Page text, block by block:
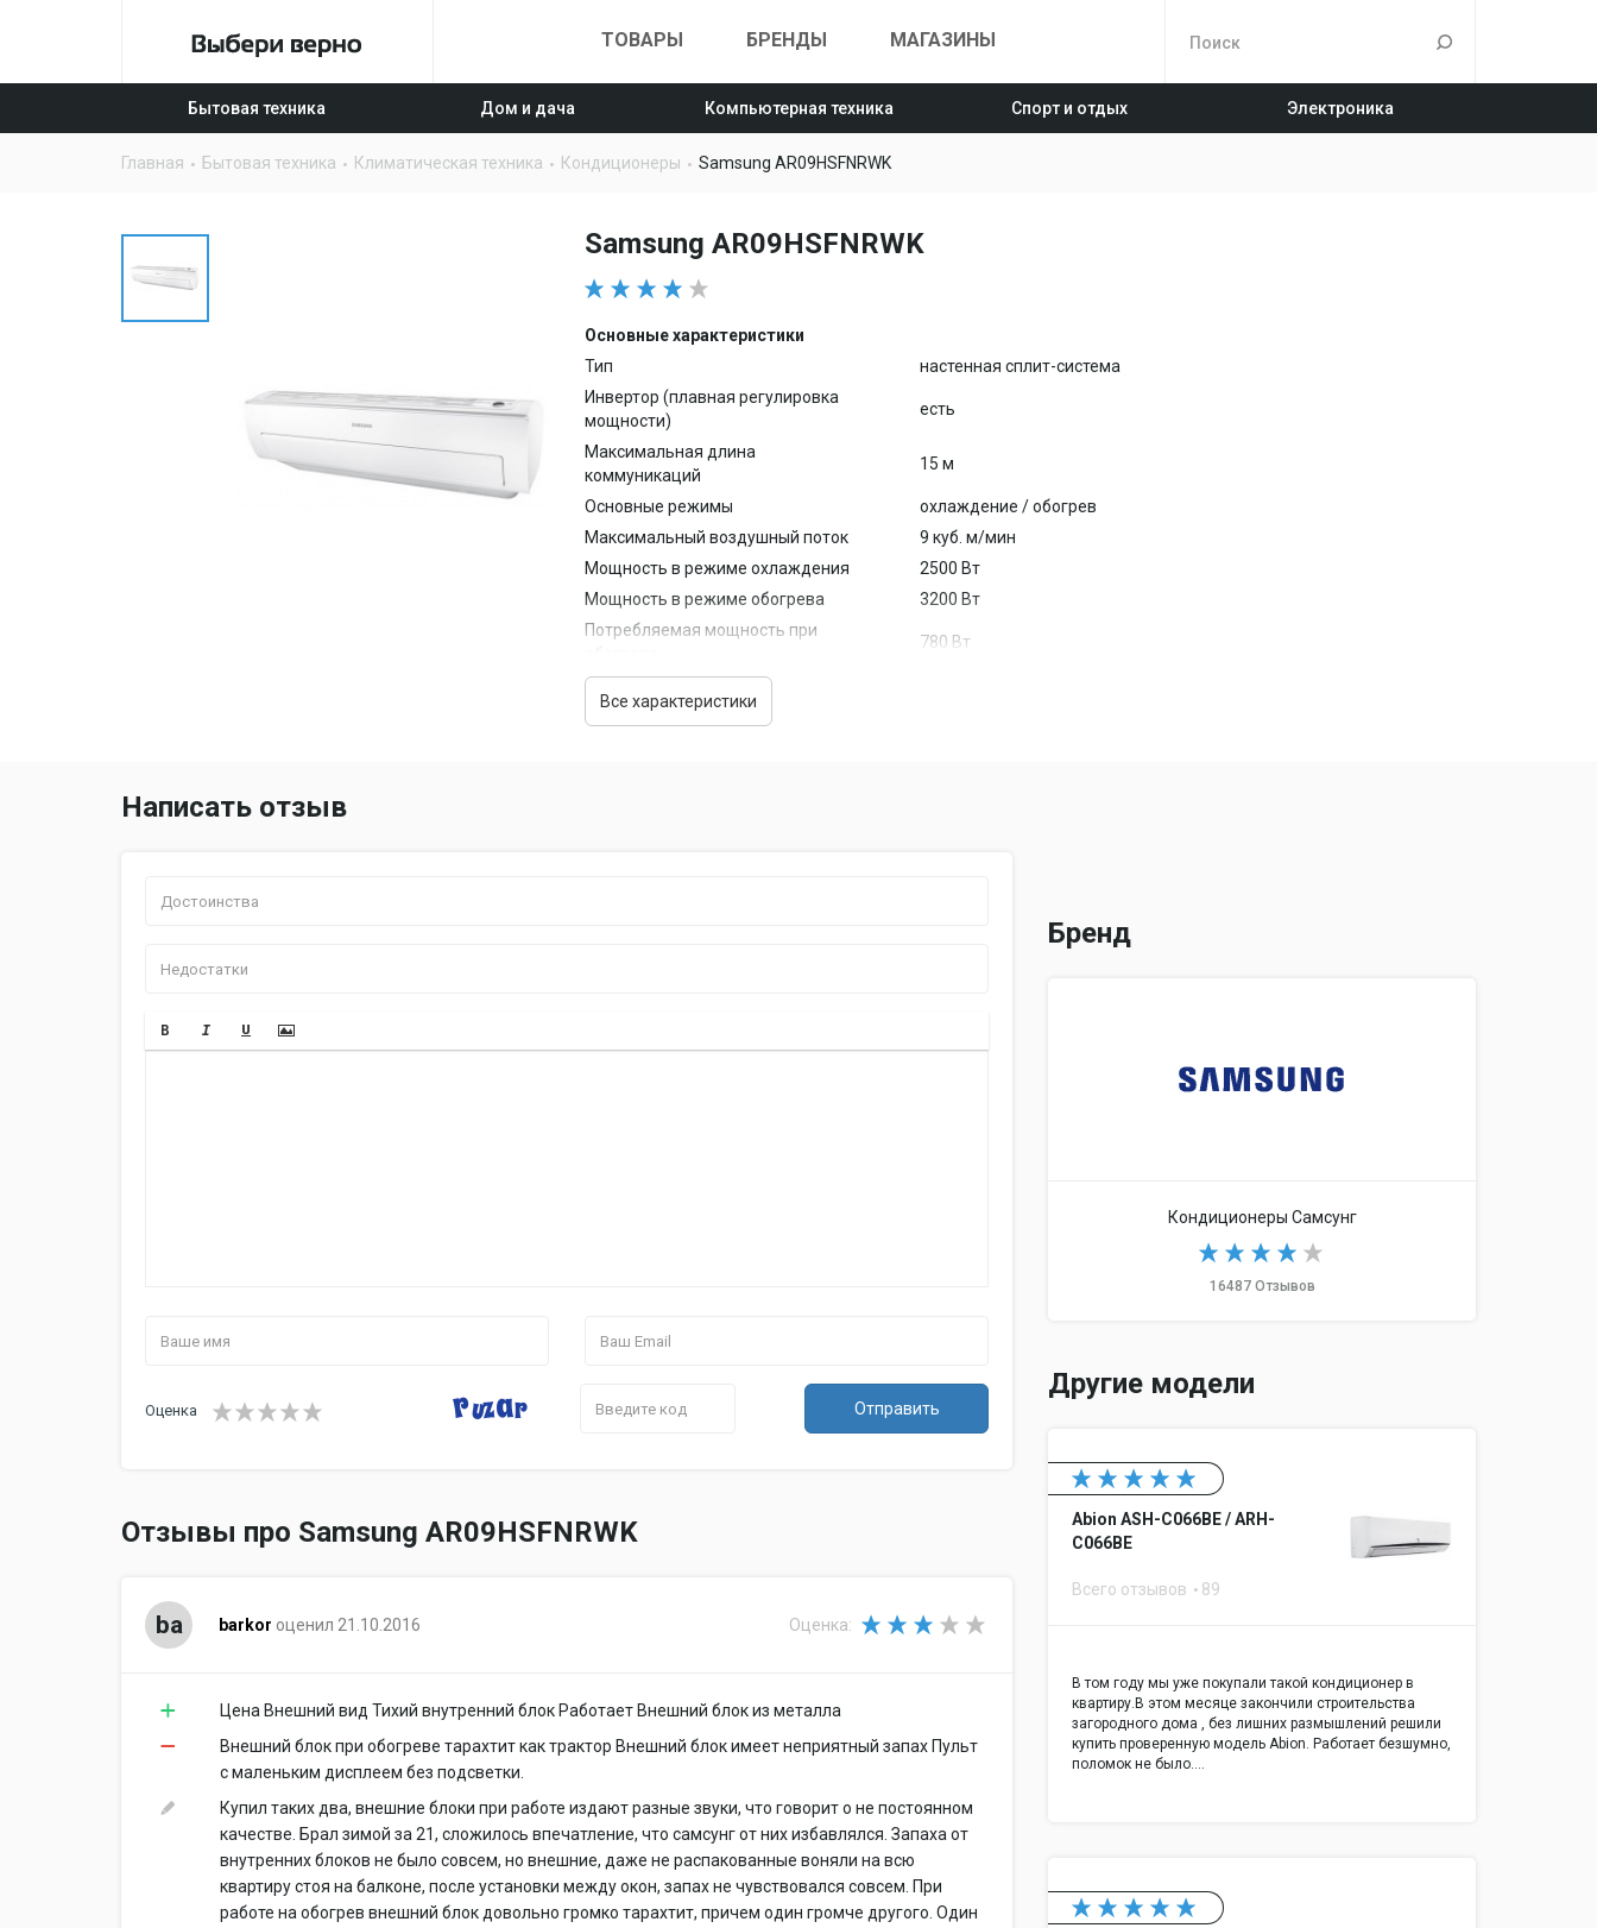
ТОВАРЫ БРЕНДЫ МАГАЗИНЫ
Бытовая техника Дом и дача Компьютерная техника Спорт и отдых Электроника
Главная Бытовая техника Климатическая техника Кондиционеры Samsung AR09HSFNRWK
Samsung AR09HSFNRWK
Основные характеристики
Тип
настенная сплит-система
Инвертор (плавная регулировка
мощности)
есть
Максимальная длина
коммуникаций
15 м
Основные режимы
охлаждение / обогрев
Максимальный воздушный поток
9 куб. м/мин
Мощность в режиме охлаждения
2500 Вт
Мощность в режиме обогрева
3200 Вт
Потребляемая мощность при
780 Вт
Потребляемая мощность при
охлаждении
Минимальная температура для
Габариты
Наружного блока сплит-системы
Все характеристики
Написать отзыв
Оценка Отправить
Отзывы про Samsung AR09HSFNRWK
ba barkor оценил 21.10.2016 Оценка:
Цена Внешний вид Тихий внутренний блок Работает Внешний блок из металла
Внешний блок при обогреве тарахтит как трактор Внешний блок имеет неприятный запах Пульт
с маленьким дисплеем без подсветки.
Купил таких два, внешние блоки при работе издают разные звуки, что говорит о не постоянном
качестве. Брал зимой за 21, сложилось впечатление, что самсунг от них избавлялся. Запаха от
внутренних блоков не было совсем, но внешние, даже не распакованные воняли на всю
квартиру стоя на балконе, после установки между окон, запах не чувствовался совсем. При
работе на обогрев внешний блок довольно громко тарахтит, причем один громче другого. Один
Бренд
Кондиционеры Самсунг
16487 Отзывов
Другие модели
Abion ASH-C066BE / ARH-
C066BE
Всего отзывов 89
В том году мы уже покупали такой кондиционер в
квартиру.В этом месяце закончили строительства
загородного дома , без лишних размышлений решили
купить проверенную модель Abion. Работает безшумно,
поломок не было.…